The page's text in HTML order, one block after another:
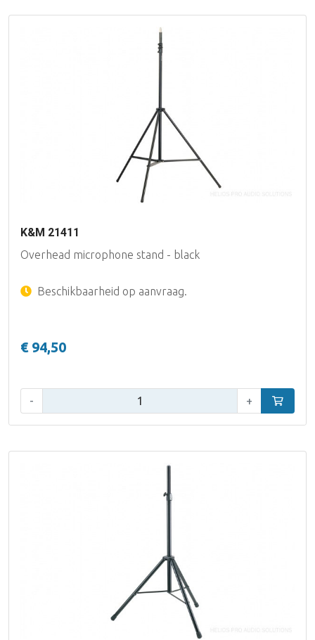
K&M 21411
Overhead microphone stand - black
Beschikbaarheid op aanvraag.
€ 94,50
- + In